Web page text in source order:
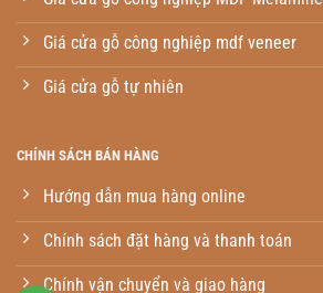
Giá cửa gỗ công nghiệp mdf veneer
Giá cửa gỗ tự nhiên
CHÍNH SÁCH BÁN HÀNG
Hướng dẫn mua hàng online
Chính sách đặt hàng và thanh toán
Chính vận chuyển và giao hàng